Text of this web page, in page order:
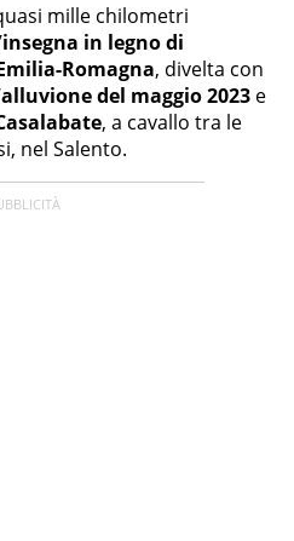
mille chilometri
insegna in legno di
Romagna, divelta con
alluvione del maggio 2023 e
, a cavallo tra le
nel Salento.